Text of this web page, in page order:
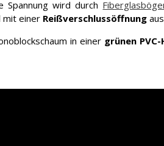
Spannung wird durch
mit einer Reißverschlussöffnung
in einer grünen PVC-